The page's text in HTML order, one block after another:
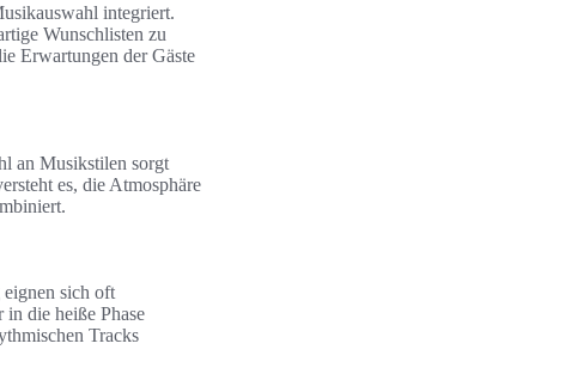
integriert.
Wunschlisten zu
Erwartungen der Gäste
an Musikstilen sorgt
es, die Atmosphäre
sich oft
in die heiße Phase
Tracks